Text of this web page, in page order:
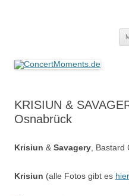
KRISIUN &
Osnabrück
Krisiun & Savagery ,
Krisiun (alle Fotos gibt es hier